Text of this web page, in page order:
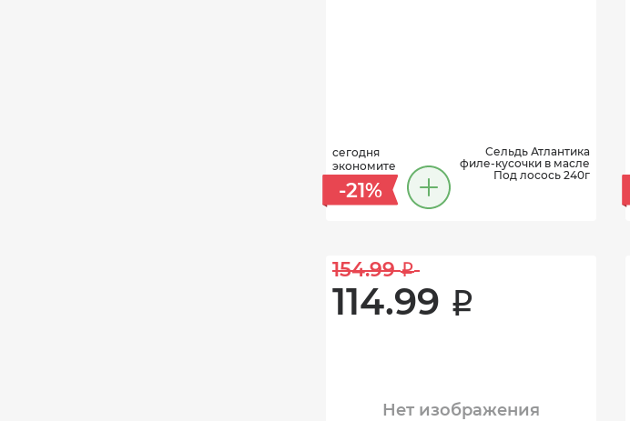
сегодня
экономите
-21%
Сельдь Атлантика
филе-кусочки в масле
Под лосось 240г
154.99 i
114.99 i
Нет изображения